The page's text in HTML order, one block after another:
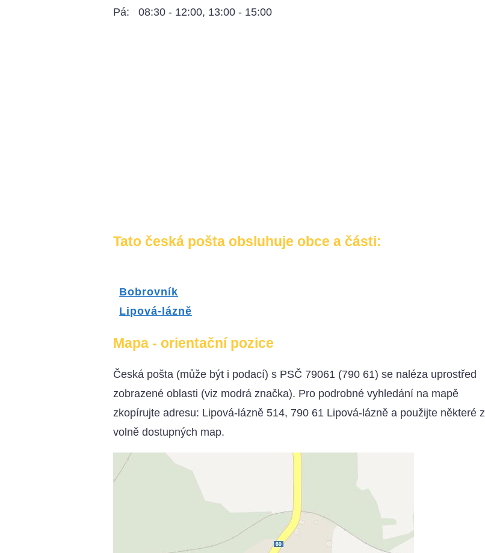
Pá: 08:30 - 12:00, 13:00 - 15:00
Tato česká pošta obsluhuje obce a části:
Bobrovník
Lipová-lázně
Mapa - orientační pozice
Česká pošta (může být i podací) s PSČ 79061 (790 61) se naléza uprostřed
zobrazené oblasti (viz modrá značka). Pro podrobné vyhledání na mapě
zkopírujte adresu: Lipová-lázně 514, 790 61 Lipová-lázně a použijte některé z
volně dostupných map.